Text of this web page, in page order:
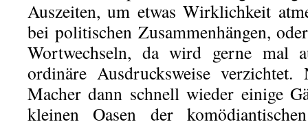
Auszeiten, um etwas Wirklichkeit
bei politischen Zusammenhängen,
Wortwechseln, da wird gerne mal
ordinäre Ausdrucksweise
Macher dann schnell wieder einige
kleinen Oasen der